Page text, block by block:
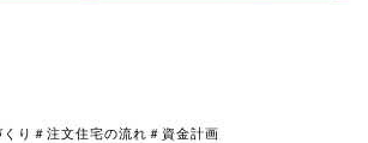
り ＃注文住宅の流れ ＃資金計画